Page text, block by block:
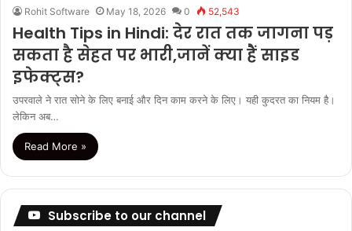
Rohit Software May 18, 2026 0 52,543
Health Tips in Hindi: देर रात तक जागना पड़
सकता है सेहत पर भारी,जानें क्या हैं साइड
इफेक्ट्स?
उपरवाले ने रात सोने के लिए बनाई और दिन काम करने के लिए। यही कुदरत का नियम है।
लेकिन अब…
Read More »
Subscribe to our channel